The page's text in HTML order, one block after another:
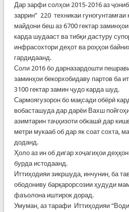
Дар зарфи солҳои 2015-2016 аз
заррин” 220 техникаи
майдони беш аз 6700 гектар
карда шудааст ва тибқи дастуру
инфрасохтори деҳот ва роҳҳои
гардидаанд.
Соли 2016 бо дарназардошти
заминҳои бекорхобидаву партов ба
3100 гектар замин ҷудо карда шуд.
Сармоягузорон бо мақсади обёрӣ
вобасташуда дар дарёи Вахш
азимтарин таҷҳизоти обкашӣ дар
метри мукааб об дар як соат сохта,
доданд.
Ҳоло аз ин об дигар хоҷагиҳои
бурда истодаанд.
Иттиҳодияи зикршуда, инчунин, ба
ободониву барқарорсозии ҳудуди
фаъолона иштирок дорад.
Умуман, аз тарафи Иттиҳодияи